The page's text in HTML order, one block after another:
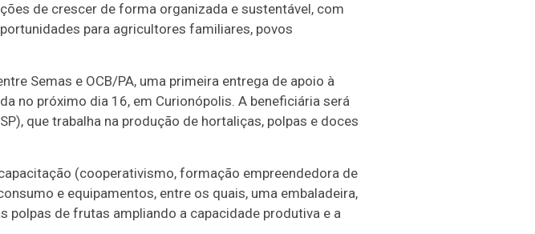
de crescer de forma organizada e sustentável, com
para agricultores familiares, povos
Semas e OCB/PA, uma primeira entrega de apoio à
no próximo dia 16, em Curionópolis. A beneficiária será
que trabalha na produção de hortaliças, polpas e doces
(cooperativismo, formação empreendedora de
e equipamentos, entre os quais, uma embaladeira,
polpas de frutas ampliando a capacidade produtiva e a